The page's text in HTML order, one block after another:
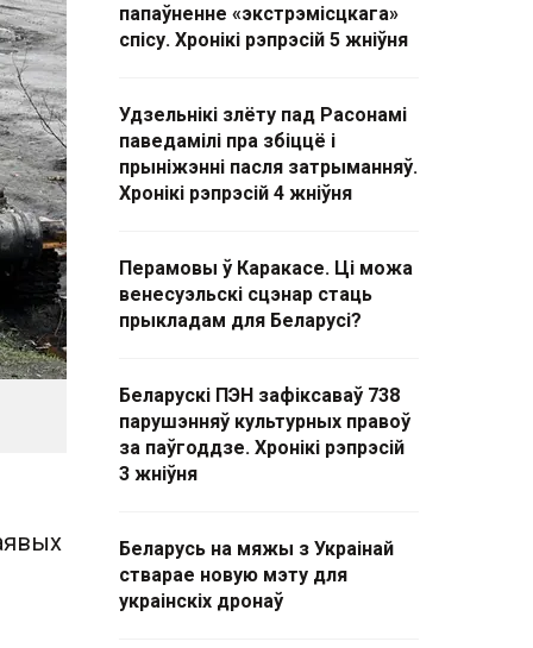
папаўненне «экстрэмісцкага»
спісу. Хронікі рэпрэсій 5 жніўня
Удзельнікі злёту пад Расонамі
паведамілі пра збіццё і
прыніжэнні пасля затрыманняў.
Хронікі рэпрэсій 4 жніўня
Перамовы ў Каракасе. Ці можа
венесуэльскі сцэнар стаць
прыкладам для Беларусі?
Беларускі ПЭН зафіксаваў 738
парушэнняў культурных правоў
за паўгоддзе. Хронікі рэпрэсій
3 жніўня
Беларусь на мяжы з Украінай
стварае новую мэту для
украінскіх дронаў